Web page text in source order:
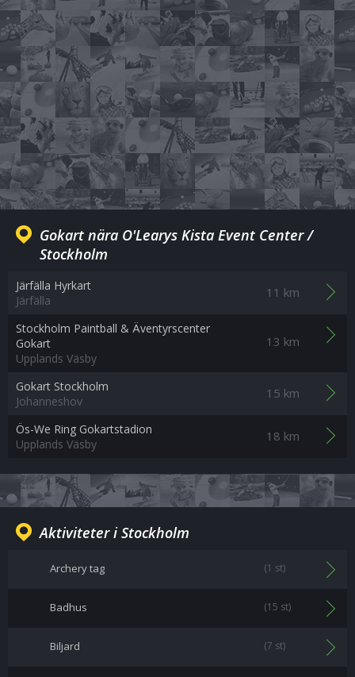
Gokart nära O'Learys Kista Event Center /
Stockholm
Järfälla Hyrkart
Järfälla
11 km
Stockholm Paintball & Äventyrscenter
Gokart
Upplands Väsby
13 km
Gokart Stockholm
Johanneshov
15 km
Ös-We Ring Gokartstadion
Upplands Väsby
18 km
Aktiviteter i Stockholm
Archery tag (1 st)
Badhus (15 st)
Biljard (7 st)